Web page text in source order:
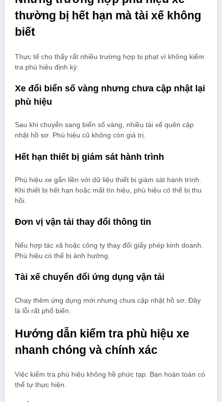
thường bị hết hạn mà tài xế không
biết
Thực tế cho thấy rất nhiều trường hợp bị phạt vì không kiểm
tra phù hiệu định kỳ.
Xe đổi biển số vàng nhưng chưa cập nhật lại
phù hiệu
Sau khi chuyển sang biển số vàng, nhiều tài xế quên cập
nhật hồ sơ. Phù hiệu cũ không còn giá trị.
Hết hạn thiết bị giám sát hành trình
Phù hiệu xe gắn liền với dữ liệu thiết bị giám sát hành trình.
Khi thiết bị hết hạn hoặc mất tín hiệu, phù hiệu có thể bị thu
hồi.
Đơn vị vận tải thay đổi thông tin
Nếu hợp tác xã hoặc công ty thay đổi giấy phép kinh doanh.
Phù hiệu có thể bị ảnh hưởng.
Tài xế chuyển đổi ứng dụng vận tải
Chạy thêm ứng dụng mới nhưng chưa cập nhật hồ sơ. Đây
là lỗi rất phổ biến.
Hướng dẫn kiểm tra phù hiệu xe
nhanh chóng và chính xác
Việc kiểm tra phù hiệu không hề phức tạp. Bạn hoàn toàn có
thể tự thực hiện.